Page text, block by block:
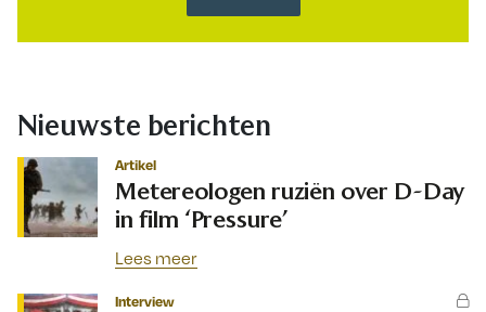
Nieuwste berichten
Artikel
Metereologen ruziën over D-Day
in film ‘Pressure’
Lees meer
Interview